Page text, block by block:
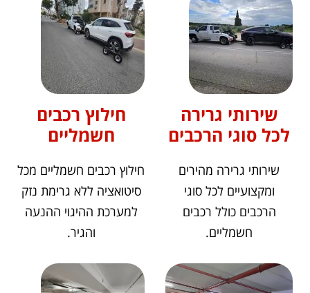
שירותי גרירה
לכל סוגי הרכבים
שירותי גרירה מהירים
ומקצועיים לכל סוגי
הרכבים כולל רכבים
חשמליים.
חילוץ רכבים
חשמליים
חילוץ רכבים חשמליים מכל
סיטואציה ללא גרימת נזק
למערכת ההיגוי ההנעה
והגיר.